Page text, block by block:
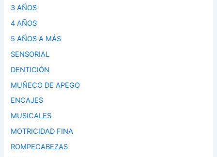
3 AÑOS
4 AÑOS
5 AÑOS A MÁS
SENSORIAL
DENTICIÓN
MUÑECO DE APEGO
ENCAJES
MUSICALES
MOTRICIDAD FINA
ROMPECABEZAS